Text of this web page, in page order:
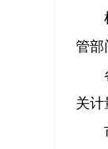
管部
关计